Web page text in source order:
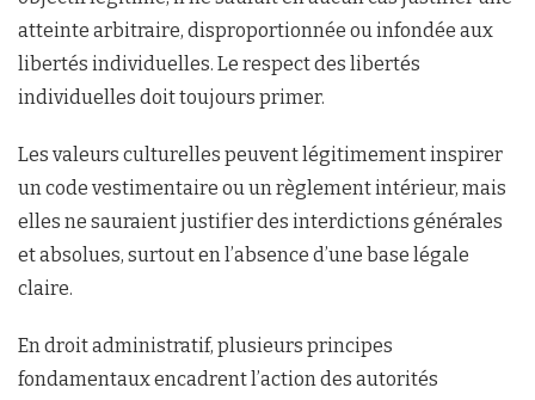
atteinte arbitraire, disproportionnée ou infondée aux
libertés individuelles. Le respect des libertés
individuelles doit toujours primer.
Les valeurs culturelles peuvent légitimement inspirer
un code vestimentaire ou un règlement intérieur, mais
elles ne sauraient justifier des interdictions générales
et absolues, surtout en l’absence d’une base légale
claire.
En droit administratif, plusieurs principes
fondamentaux encadrent l’action des autorités